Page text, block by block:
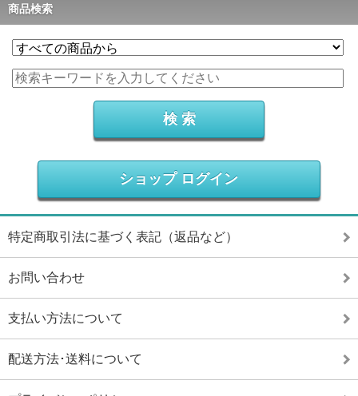
商品検索
ショップ ログイン
特定商取引法に基づく表記（返品など）
お問い合わせ
支払い方法について
配送方法･送料について